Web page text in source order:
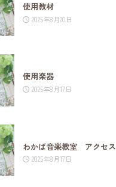
使用教材
2025年8月20日
使用楽器
2025年8月17日
わかば音楽教室 アクセス
2025年8月17日